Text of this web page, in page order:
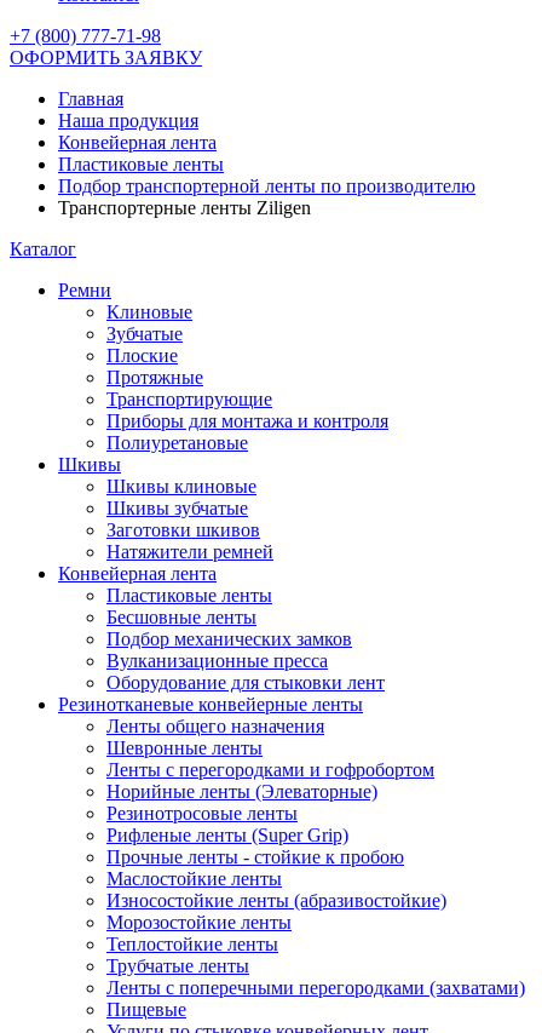
+7 (800) 777-71-98
ОФОРМИТЬ ЗАЯВКУ
Главная
Наша продукция
Конвейерная лента
Пластиковые ленты
Подбор транспортерной ленты по производителю
Транспортерные ленты Ziligen
Каталог
Ремни
Клиновые
Зубчатые
Плоские
Протяжные
Транспортирующие
Приборы для монтажа и контроля
Полиуретановые
Шкивы
Шкивы клиновые
Шкивы зубчатые
Заготовки шкивов
Натяжители ремней
Конвейерная лента
Пластиковые ленты
Бесшовные ленты
Подбор механических замков
Вулканизационные пресса
Оборудование для стыковки лент
Резинотканевые конвейерные ленты
Ленты общего назначения
Шевронные ленты
Ленты с перегородками и гофробортом
Норийные ленты (Элеваторные)
Резинотросовые ленты
Рифленые ленты (Super Grip)
Прочные ленты - стойкие к пробою
Маслостойкие ленты
Износостойкие ленты (абразивостойкие)
Морозостойкие ленты
Теплостойкие ленты
Трубчатые ленты
Ленты с поперечными перегородками (захватами)
Пищевые